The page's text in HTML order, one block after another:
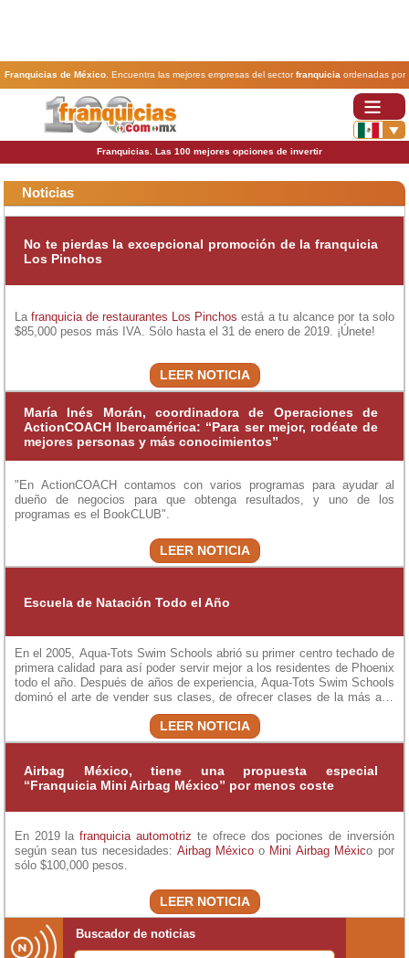
Franquicias de México. Encuentra las mejores empresas del sectorfranquicia ordenadas por
actividad. En www.100franquicias.com.mx encontrarás las más rentables, baratas y
Franquicias. Las 100 mejores opciones de invertir
Noticias
No te pierdas la excepcional promoción de la franquicia
Los Pinchos
La franquicia de restaurantes Los Pinchos está a tu alcance por ta solo
$85,000 pesos más IVA. Sólo hasta el 31 de enero de 2019. ¡Únete!
LEER NOTICIA
María Inés Morán, coordinadora de Operaciones de
ActionCOACH Iberoamérica: “Para ser mejor, rodéate de
mejores personas y más conocimientos”
"En ActionCOACH contamos con varios programas para ayudar al
dueño de negocios para que obtenga resultados, y uno de los
programas es el BookCLUB".
LEER NOTICIA
Escuela de Natación Todo el Año
En el 2005, Aqua-Tots Swim Schools abrió su primer centro techado de
primera calidad para así poder servir mejor a los residentes de Phoenix
todo el año. Después de años de experiencia, Aqua-Tots Swim Schools
dominó el arte de vender sus clases, de ofrecer clases de la más alta
calidad y de formar instructores calificados; este modelo de negocio
estaba listo para ser replicado al rededor del Mundo.
LEER NOTICIA
Airbag México, tiene una propuesta especial
“Franquicia Mini Airbag México” por menos coste
En 2019 la franquicia automotriz te ofrece dos pociones de inversión
según sean tus necesidades: Airbag México o Mini Airbag México por
sólo $100,000 pesos.
LEER NOTICIA
Buscador de noticias